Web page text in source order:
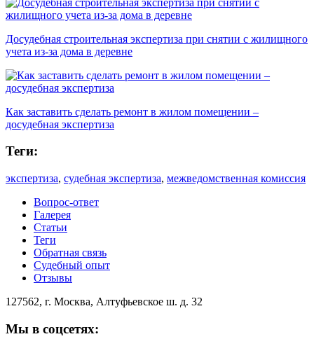
Досудебная строительная экспертиза при снятии с жилищного
учета из-за дома в деревне
Как заставить сделать ремонт в жилом помещении –
досудебная экспертиза
Теги:
экспертиза, судебная экспертиза, межведомственная комиссия
Вопрос-ответ
Галерея
Статьи
Теги
Обратная связь
Судебный опыт
Отзывы
127562, г. Москва, Алтуфьевское ш. д. 32
Мы в соцсетях: